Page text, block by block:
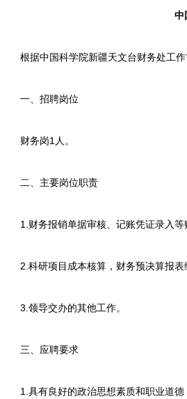
中
根据中国科学院新疆天文台财务处工作
一、招聘岗位
财务岗1人。
二、主要岗位职责
1.财务报销单据审核、记账凭证录入等
2.科研项目成本核算，财务预决算报表
3.领导交办的其他工作。
三、应聘要求
1.具有良好的政治思想素质和职业道德